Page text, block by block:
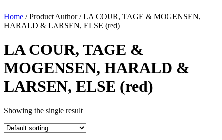
Home / Product Author / LA COUR, TAGE & MOGENSEN,
HARALD & LARSEN, ELSE (red)
LA COUR, TAGE &
MOGENSEN, HARALD &
LARSEN, ELSE (red)
Showing the single result